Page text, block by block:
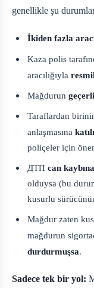
genellikle şu
İkiden fazla
Kaza polis
aracılığıyla
Mağdurun
Taraflardan
anlaşmasına
poliçeler için
ДТПcan
olduysa (bu
kusurlu
Mağdur zaten
mağdurun
durdurmuşsa.
Sadece tek bir yol: